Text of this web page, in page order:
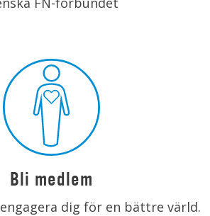
Bli medlem
dig för en bättre värld.